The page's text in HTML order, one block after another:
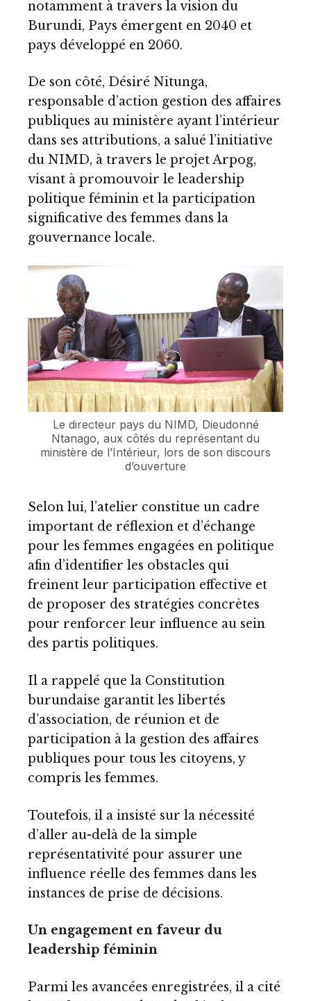
notamment à travers la vision du
Burundi, Pays émergent en 2040 et
pays développé en 2060.
De son côté, Désiré Nitunga,
responsable d’action gestion des affaires
publiques au ministère ayant l’intérieur
dans ses attributions, a salué l’initiative
du NIMD, à travers le projet Arpog,
visant à promouvoir le leadership
politique féminin et la participation
significative des femmes dans la
gouvernance locale.
Le directeur pays du NIMD, Dieudonné
Ntanago, aux côtés du représentant du
ministère de l’Intérieur, lors de son discours
d’ouverture
Selon lui, l’atelier constitue un cadre
important de réflexion et d’échange
pour les femmes engagées en politique
afin d’identifier les obstacles qui
freinent leur participation effective et
de proposer des stratégies concrètes
pour renforcer leur influence au sein
des partis politiques.
Il a rappelé que la Constitution
burundaise garantit les libertés
d’association, de réunion et de
participation à la gestion des affaires
publiques pour tous les citoyens, y
compris les femmes.
Toutefois, il a insisté sur la nécessité
d’aller au-delà de la simple
représentativité pour assurer une
influence réelle des femmes dans les
instances de prise de décisions.
Un engagement en faveur du
leadership féminin
Parmi les avancées enregistrées, il a cité